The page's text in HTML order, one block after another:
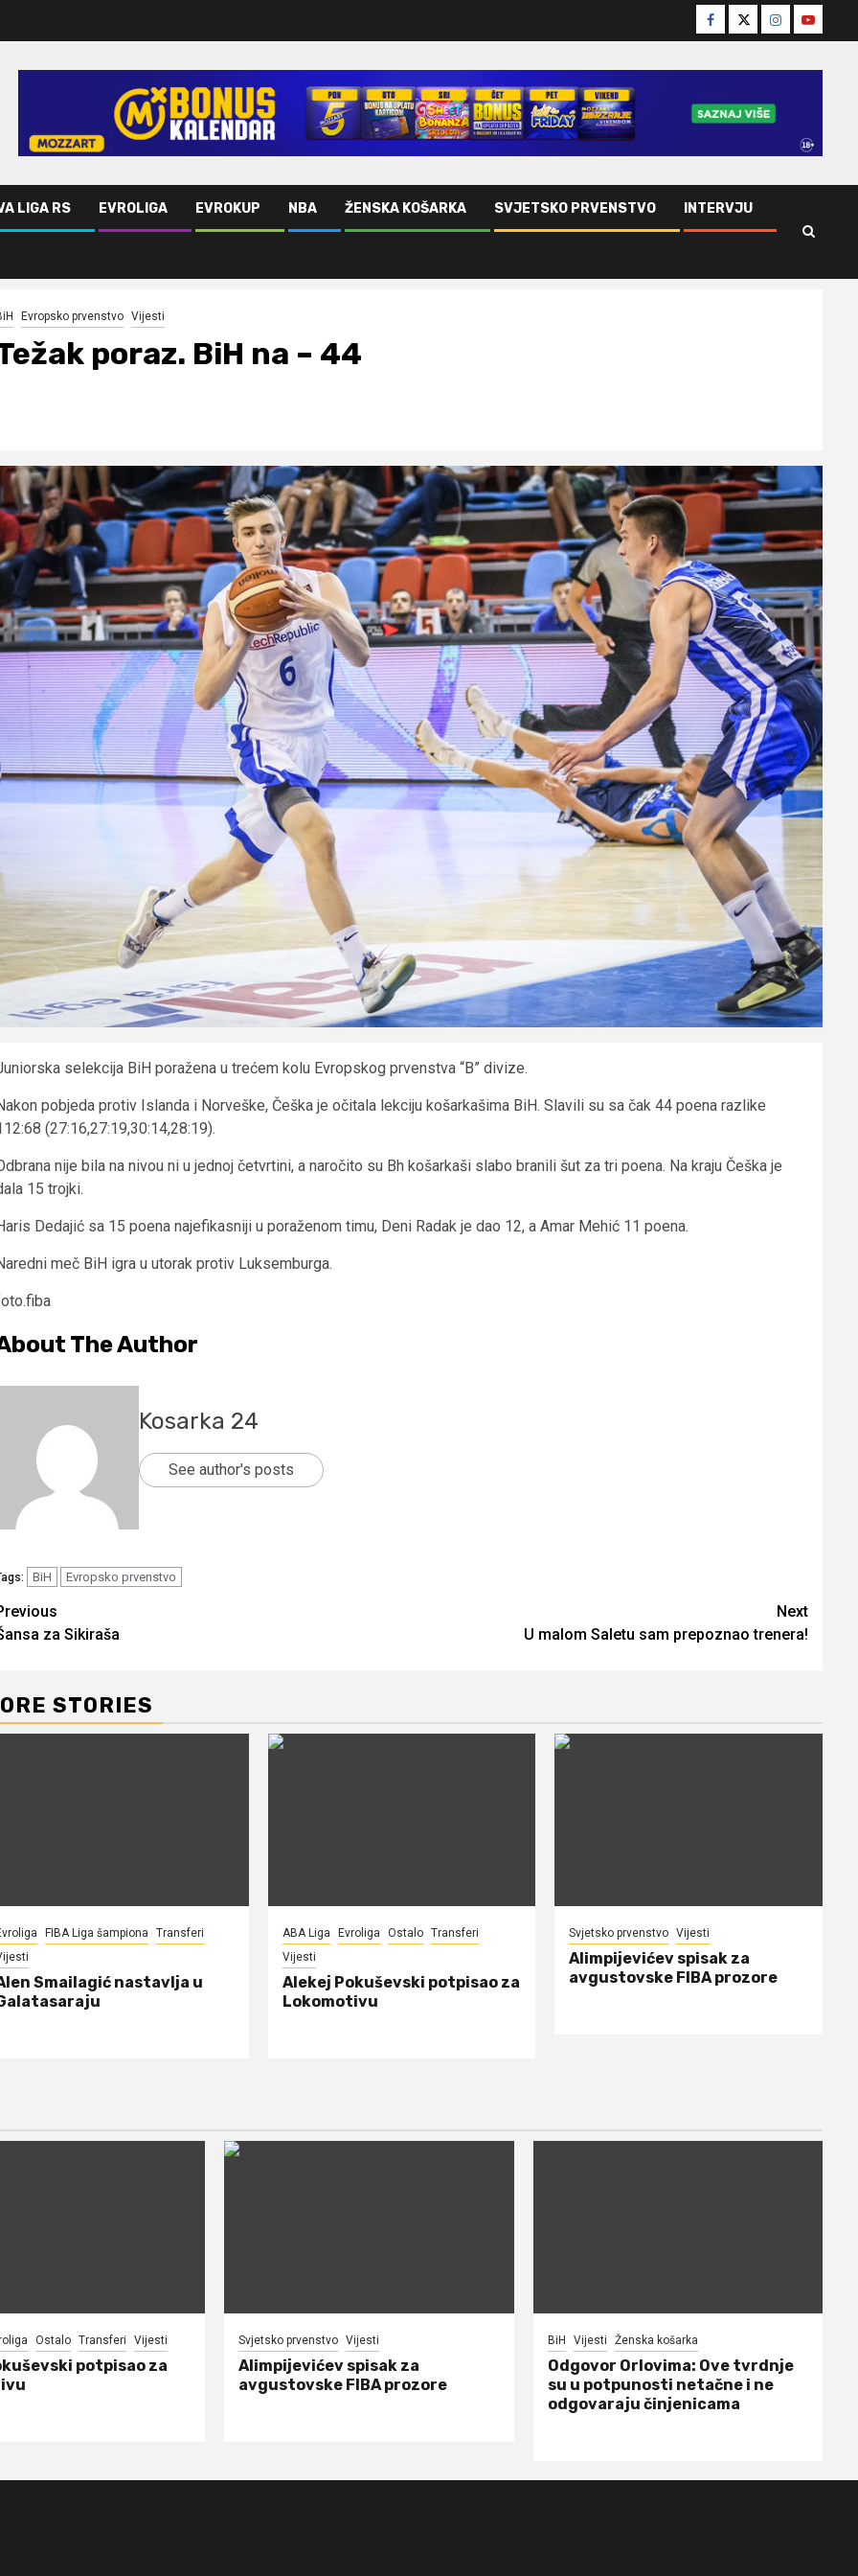
Facebook
TwitterInstagram
Youtube
LIGA RS EVROLIGA EVROKUP NBA ŽENSKA KOŠARKA SVJETSKO PRVENSTVO INTERVJU
Evropsko prvenstvo Vijesti
poraz. BiH na – 44
selekcija BiH poražena u trećem kolu Evropskog prvenstva “B” divize.
pobjeda protiv Islanda i Norveške, Češka je očitala lekciju košarkašima BiH. Slavili su sa čak 44 poena razlike
(27:16,27:19,30:14,28:19).
nije bila na nivou ni u jednoj četvrtini, a naročito su Bh košarkaši slabo branili šut za tri poena. Na kraju Češka je
15 trojki.
Dedajić sa 15 poena najefikasniji u poraženom timu, Deni Radak je dao 12, a Amar Mehić 11 poena.
meč BiH igra u utorak protiv Luksemburga.
The Author
Kosarka 24
See author's posts
BiH Evropsko prvenstvo
za Sikiraša
Next
U malom Saletu sam prepoznao trenera!
STORIES
FIBA Liga šampiona
Transferi
Smailagić nastavlja u
ABA Liga Evroliga Ostalo Transferi
Vijesti
Alekej Pokuševski potpisao za
Lokomotivu
Svjetsko prvenstvo Vijesti
Alimpijevićev spisak za
avgustovske FIBA prozore
Ostalo Transferi Vijesti
potpisao za
Svjetsko prvenstvo Vijesti
Alimpijevićev spisak za
avgustovske FIBA prozore
BiH Vijesti Ženska košarka
Odgovor Orlovima: ​Ove tvrdnje
su u potpunosti netačne i ne
odgovaraju činjenicama